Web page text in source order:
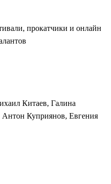
прокатчики и онлайн
Китаев, Галина
Куприянов, Евгения